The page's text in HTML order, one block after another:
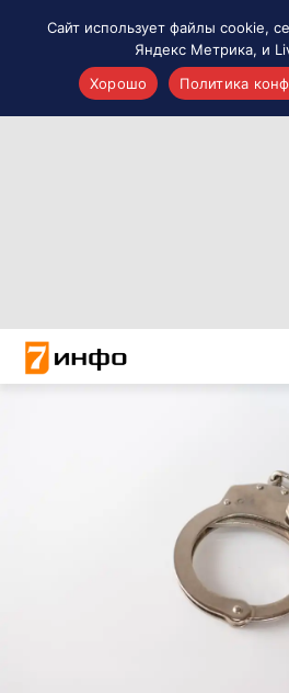
Новости России
Политика
Новости мира
ПОИСК ПО
Сайт использует файлы cookie,
Яндекс Метрика, и
Хорошо
Политика